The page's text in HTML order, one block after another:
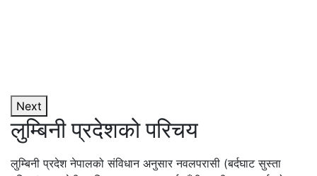
Next
लुम्बिनी प्रदेशको परिचय
लुम्बिनी प्रदेश नेपालको संविधान अनुसार नवलपरासी (बर्दघाट सुस्ता